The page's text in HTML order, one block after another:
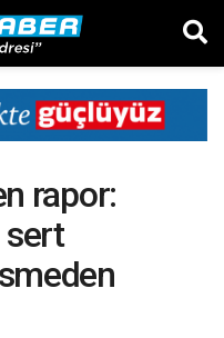
rapor:
sert